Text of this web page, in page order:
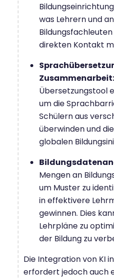
was Lehrern und
direkten Kontakt
Zusammenarbeit:
Übersetzungstool
um die
Schülern aus
überwinden und
globalen
Mengen an
um Muster zu
in effektivere
gewinnen. Dies
Lehrpläne zu
der Bildung zu
Die Integration von KI
erfordert jedoch auch